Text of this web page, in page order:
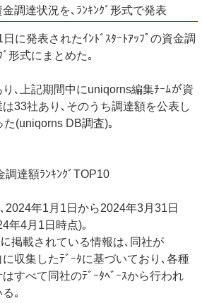
金調達状況を､ﾗﾝｷﾝｸﾞ形式で発表
に発表されたｲﾝﾄﾞｽﾀｰﾄｱｯﾌﾟの資金調
形式にまとめた｡
､上記期間中にuniqorns編集ﾁｰﾑが資
33社あり､そのうち調達額を公表し
(uniqorns DB調査)｡
調達額ﾗﾝｷﾝｸﾞTOP10
2024年1月1日から2024年3月31日
年4月1日時点)｡
掲載されている情報は､同社が
ﾃﾞｰﾀに基づいており､各種
社のﾃﾞｰﾀﾍﾞｰｽから行われ